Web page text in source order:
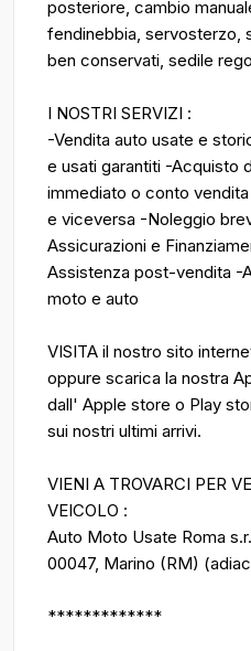
posteriore, cambio
fendinebbia, servosterzo,
ben conservati, sedile
I NOSTRI SERVIZI :
-Vendita auto usate e
e usati garantiti -Acquisto
immediato o conto
e viceversa -Noleggio
Assicurazioni e
Assistenza post-vendita -
moto e auto
VISITA il nostro sito
oppure scarica la nostra
dall' Apple store o Play
sui nostri ultimi arrivi.
VIENI A TROVARCI PER
VEICOLO :
Auto Moto Usate Roma
00047, Marino (RM)
*************